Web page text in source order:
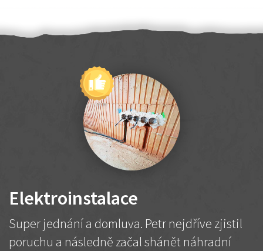
Elektroinstalace
Super jednání a domluva. Petr nejdříve zjistil
poruchu a následně začal shánět náhradní